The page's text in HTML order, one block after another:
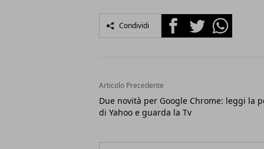
Condividi FacebookTwitterWhatsapp
Articolo Precedente
Due novità per Google Chrome: leggi la
di Yahoo e guarda la Tv